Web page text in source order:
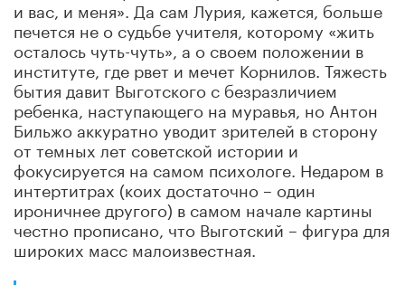
и вас, и меня». Да сам Лурия, кажется, больше
печется не о судьбе учителя, которому «жить
осталось чуть-чуть», а о своем положении в
институте, где рвет и мечет Корнилов. Тяжесть
бытия давит Выготского с безразличием
ребенка, наступающего на муравья, но Антон
Бильжо аккуратно уводит зрителей в сторону
от темных лет советской истории и
фокусируется на самом психологе. Недаром в
интертитрах (коих достаточно – один
ироничнее другого) в самом начале картины
честно прописано, что Выготский – фигура для
широких масс малоизвестная.